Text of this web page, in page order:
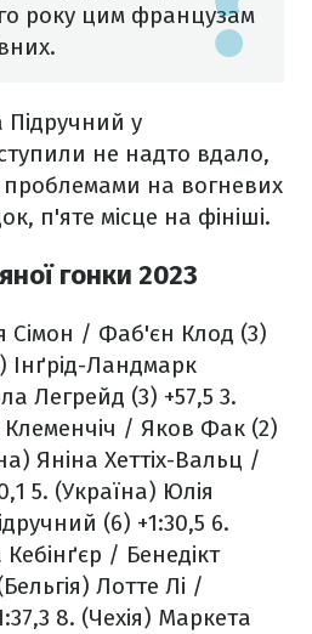
року цим французам
у
не надто вдало,
проблемами на вогневих
п'яте місце на фініші.
гонки 2023
Сімон / Фаб'єн Клод (3)
Інґрід-Ландмарк
Легрейд (3) +57,5 3.
/ Яков Фак (2)
Яніна Хеттіх-Вальц /
5. (Україна) Юлія
(6) +1:30,5 6.
/ Бенедікт
Лотте Лі /
8. (Чехія) Маркета